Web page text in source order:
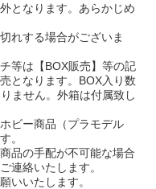
となります。あらかじめ
れする場合がございま
等は【BOX販売】等の記
となります。BOX入り数
ません。外箱は付属致し
ビー商品（プラモデル
。
品の手配が不可能な場合
連絡いたします。
いいたします。